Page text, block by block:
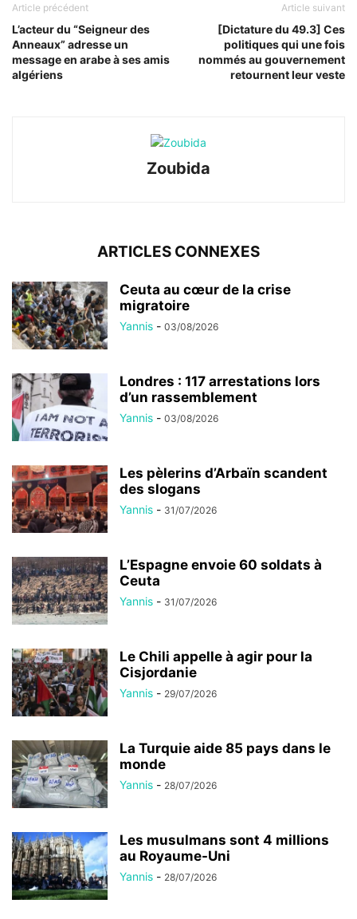
Article précédent
L’acteur du “Seigneur des
Anneaux” adresse un
message en arabe à ses amis
algériens
Article suivant
[Dictature du 49.3] Ces
politiques qui une fois
nommés au gouvernement
retournent leur veste
Zoubida
ARTICLES CONNEXES
Ceuta au cœur de la crise
migratoire
Yannis - 03/08/2026
Londres : 117 arrestations lors
d’un rassemblement
Yannis - 03/08/2026
Les pèlerins d’Arbaïn scandent
des slogans
Yannis - 31/07/2026
L’Espagne envoie 60 soldats à
Ceuta
Yannis - 31/07/2026
Le Chili appelle à agir pour la
Cisjordanie
Yannis - 29/07/2026
La Turquie aide 85 pays dans le
monde
Yannis - 28/07/2026
Les musulmans sont 4 millions
au Royaume-Uni
Yannis - 28/07/2026